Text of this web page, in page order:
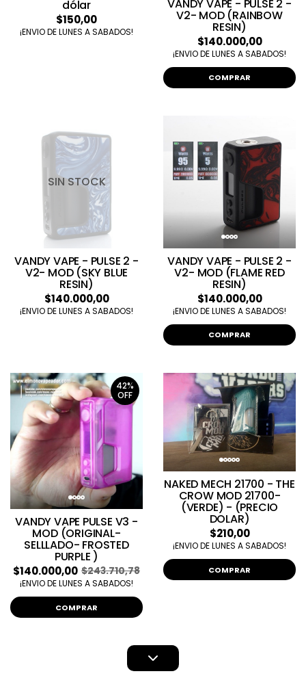
dólar
$150,00
¡ENVIO DE LUNES A SABADOS!
VANDY VAPE - PULSE 2 -
V2- MOD (RAINBOW
RESIN)
$140.000,00
¡ENVIO DE LUNES A SABADOS!
COMPRAR
SIN STOCK
VANDY VAPE - PULSE 2 -
V2- MOD (SKY BLUE
RESIN)
$140.000,00
¡ENVIO DE LUNES A SABADOS!
VANDY VAPE - PULSE 2 -
V2- MOD (FLAME RED
RESIN)
$140.000,00
¡ENVIO DE LUNES A SABADOS!
COMPRAR
42%
OFF
VANDY VAPE PULSE V3 -
MOD (ORIGINAL-
SELLLADO- FROSTED
PURPLE )
$140.000,00 $243.710,78
¡ENVIO DE LUNES A SABADOS!
COMPRAR
NAKED MECH 21700 - THE
CROW MOD 21700-
(VERDE) - (PRECIO
DOLAR)
$210,00
¡ENVIO DE LUNES A SABADOS!
COMPRAR